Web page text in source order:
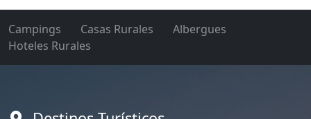
Campings Casas Rurales
Albergues
Hoteles Rurales